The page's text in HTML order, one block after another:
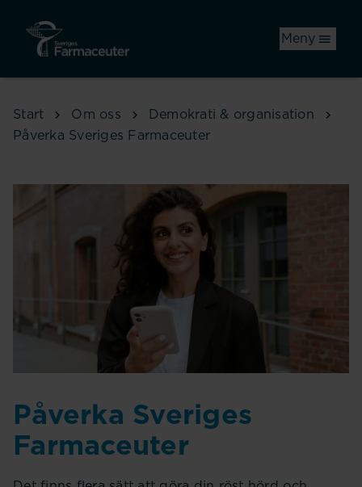
Meny
Start Om oss
Demokrati & organisation
Påverka Sveriges Farmaceuter
Påverka Sveriges
Farmaceuter